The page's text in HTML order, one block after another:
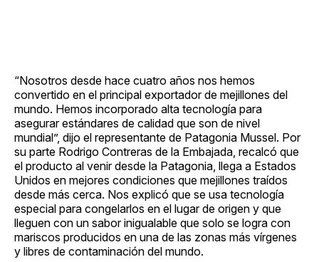
“Nosotros desde hace cuatro años nos hemos
convertido en el principal exportador de mejillones del
mundo. Hemos incorporado alta tecnología para
asegurar estándares de calidad que son de nivel
mundial”, dijo el representante de Patagonia Mussel. Por
su parte Rodrigo Contreras de la Embajada, recalcó que
el producto al venir desde la Patagonia, llega a Estados
Unidos en mejores condiciones que mejillones traídos
desde más cerca. Nos explicó que se usa tecnología
especial para congelarlos en el lugar de origen y que
lleguen con un sabor inigualable que solo se logra con
mariscos producidos en una de las zonas más vírgenes
y libres de contaminación del mundo.